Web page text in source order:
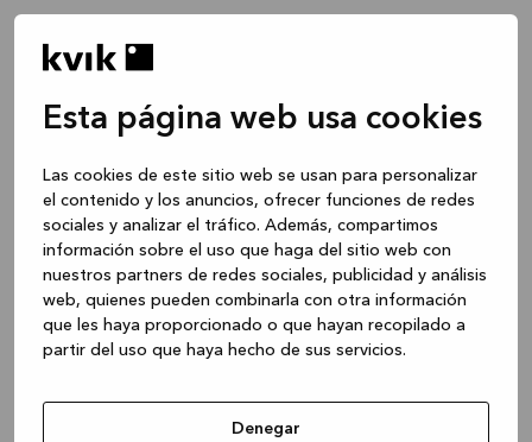
Esta página web usa cookies
Las cookies de este sitio web se usan para personalizar
el contenido y los anuncios, ofrecer funciones de redes
sociales y analizar el tráfico. Además, compartimos
información sobre el uso que haga del sitio web con
nuestros partners de redes sociales, publicidad y análisis
web, quienes pueden combinarla con otra información
que les haya proporcionado o que hayan recopilado a
partir del uso que haya hecho de sus servicios.
Denegar